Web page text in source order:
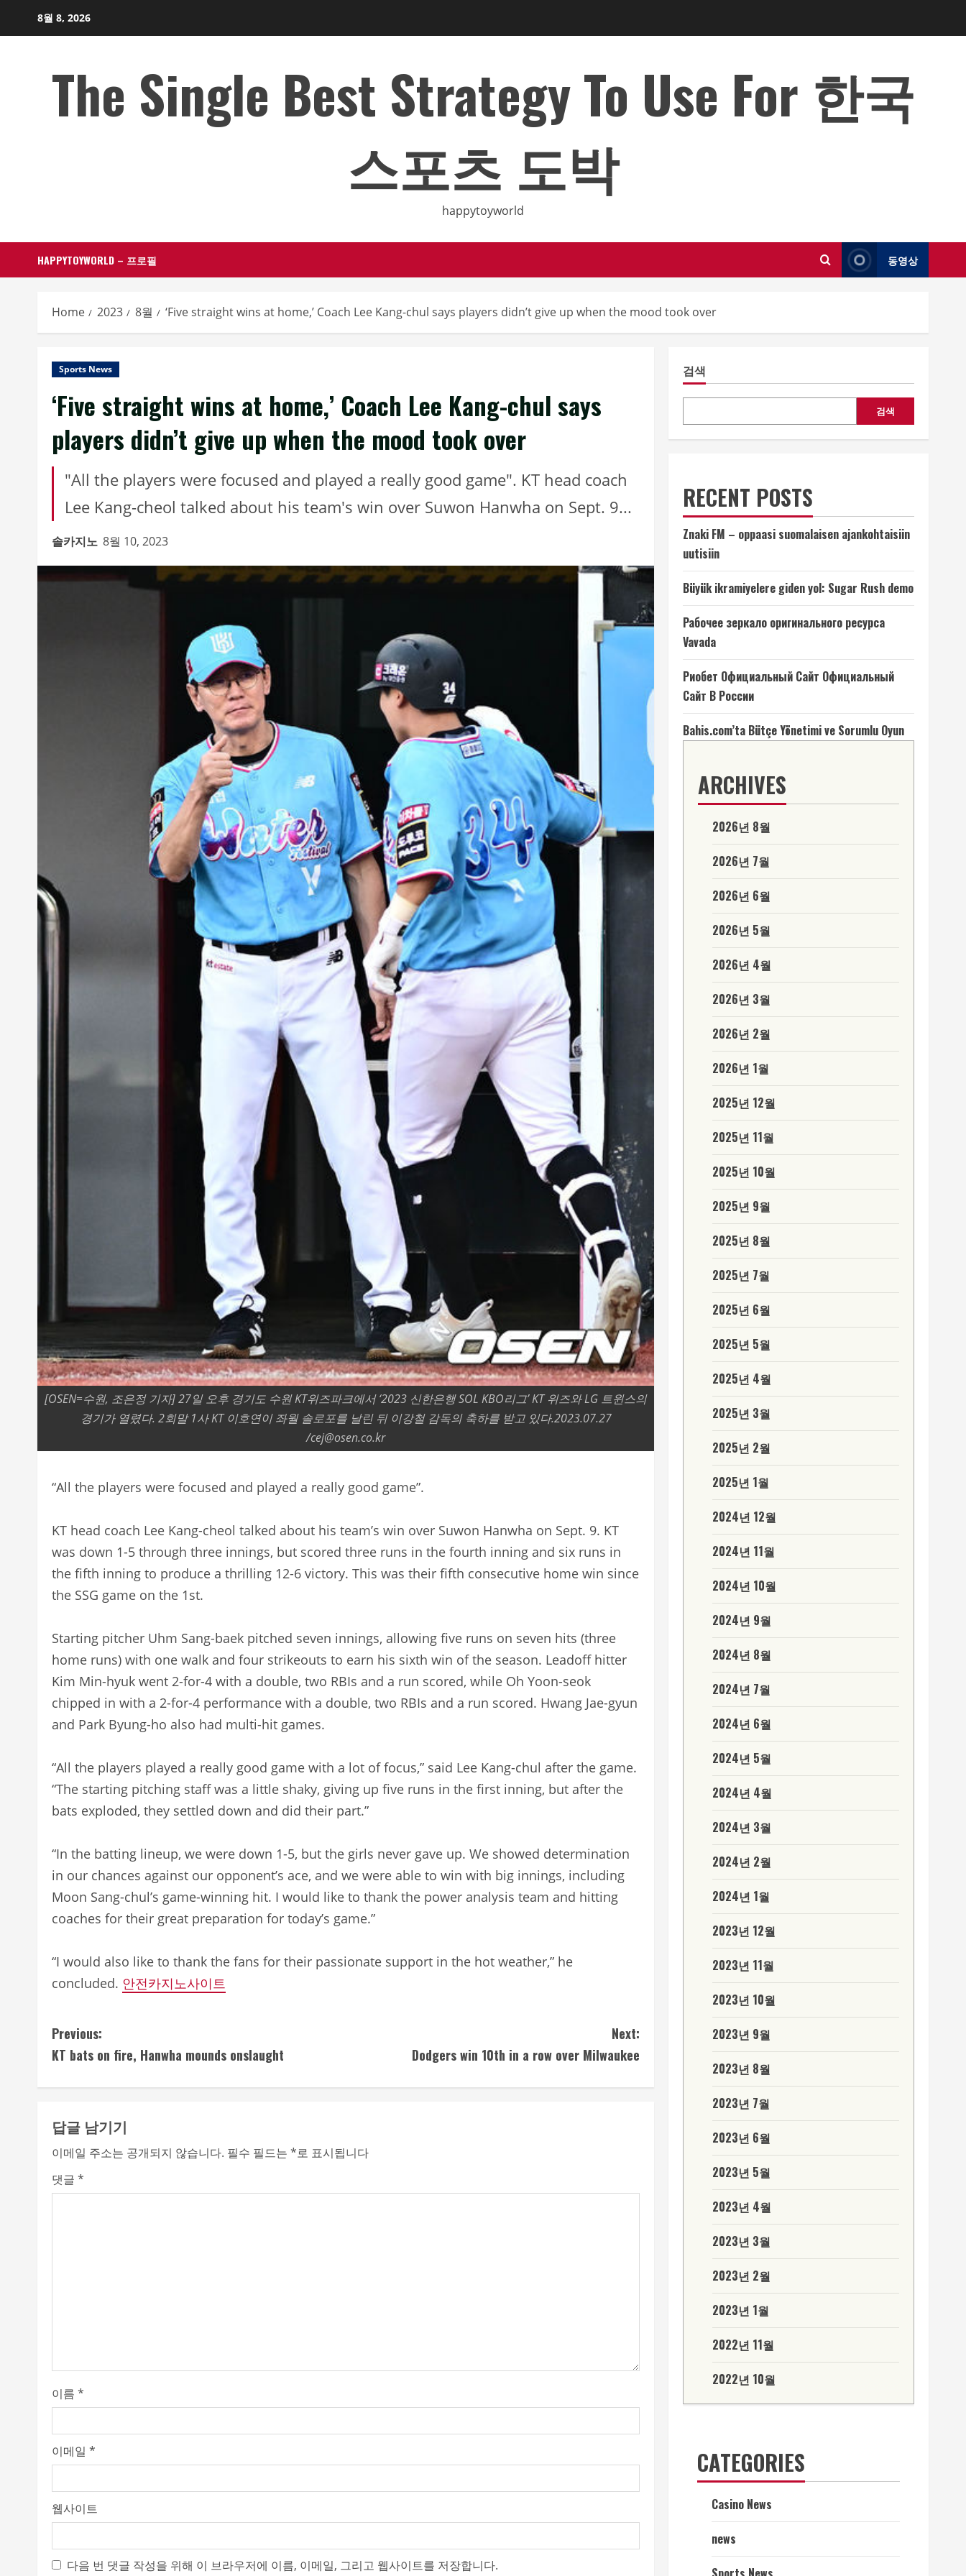
8월 8, 2026
The Single Best Strategy To Use For 한국
스포츠 도박
happytoyworld
HAPPYTOYWORLD – 프로필 동영상
Home 2023 8월 ‘Five straight wins at home,’ Coach Lee Kang-chul says players didn’t give up when the mood took over
Sports News
‘Five straight wins at home,’ Coach Lee Kang-chul says
players didn’t give up when the mood took over
"All the players were focused and played a really good game". KT head coach
Lee Kang-cheol talked about his team's win over Suwon Hanwha on Sept. 9...
솔카지노 8월 10, 2023
[OSEN=수원, 조은정 기자] 27일 오후 경기도 수원 KT위즈파크에서 ‘2023 신한은행 SOL KBO리그’ KT 위즈와 LG 트윈스의
경기가 열렸다. 2회말 1사 KT 이호연이 좌월 솔로포를 날린 뒤 이강철 감독의 축하를 받고 있다.2023.07.27
/cej@osen.co.kr
“All the players were focused and played a really good game”.
KT head coach Lee Kang-cheol talked about his team’s win over Suwon Hanwha on Sept. 9. KT
was down 1-5 through three innings, but scored three runs in the fourth inning and six runs in
the fifth inning to produce a thrilling 12-6 victory. This was their fifth consecutive home win since
the SSG game on the 1st.
Starting pitcher Uhm Sang-baek pitched seven innings, allowing five runs on seven hits (three
home runs) with one walk and four strikeouts to earn his sixth win of the season. Leadoff hitter
Kim Min-hyuk went 2-for-4 with a double, two RBIs and a run scored, while Oh Yoon-seok
chipped in with a 2-for-4 performance with a double, two RBIs and a run scored. Hwang Jae-gyun
and Park Byung-ho also had multi-hit games.
“All the players played a really good game with a lot of focus,” said Lee Kang-chul after the game.
“The starting pitching staff was a little shaky, giving up five runs in the first inning, but after the
bats exploded, they settled down and did their part.”
“In the batting lineup, we were down 1-5, but the girls never gave up. We showed determination
in our chances against our opponent’s ace, and we were able to win with big innings, including
Moon Sang-chul’s game-winning hit. I would like to thank the power analysis team and hitting
coaches for their great preparation for today’s game.”
“I would also like to thank the fans for their passionate support in the hot weather,” he
concluded. 안전카지노사이트
C
o
n
t
i
n
d
i
n
g
Previous:
KT bats on fire, Hanwha mounds onslaught
Next:
Dodgers win 10th in a row over Milwaukee
답글 남기기
이메일 주소는 공개되지 않습니다. 필수 필드는 *로 표시됩니다
댓글 *
이름 *
이메일 *
웹사이트
다음 번 댓글 작성을 위해 이 브라우저에 이름, 이메일, 그리고 웹사이트를 저장합니다.
검색
검색
RECENT POSTS
Znaki FM – oppaasi suomalaisen ajankohtaisiin
uutisiin
Büyük ikramiyelere giden yol: Sugar Rush demo
Рабочее зеркало оригинального ресурса
Vavada
Риобет Официальный Сайт Официальный
Сайт В России
Bahis.com’ta Bütçe Yönetimi ve Sorumlu Oyun
ARCHIVES
2026년 8월
2026년 7월
2026년 6월
2026년 5월
2026년 4월
2026년 3월
2026년 2월
2026년 1월
2025년 12월
2025년 11월
2025년 10월
2025년 9월
2025년 8월
2025년 7월
2025년 6월
2025년 5월
2025년 4월
2025년 3월
2025년 2월
2025년 1월
2024년 12월
2024년 11월
2024년 10월
2024년 9월
2024년 8월
2024년 7월
2024년 6월
2024년 5월
2024년 4월
2024년 3월
2024년 2월
2024년 1월
2023년 12월
2023년 11월
2023년 10월
2023년 9월
2023년 8월
2023년 7월
2023년 6월
2023년 5월
2023년 4월
2023년 3월
2023년 2월
2023년 1월
2022년 11월
2022년 10월
CATEGORIES
Casino News
news